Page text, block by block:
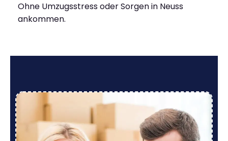
Ohne Umzugsstress oder Sorgen in Neuss
ankommen.